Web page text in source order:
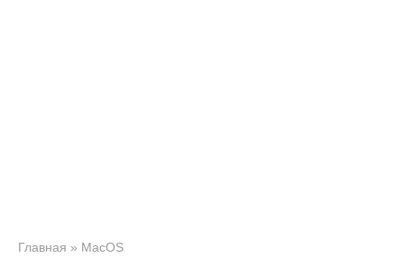
Главная » MacOS